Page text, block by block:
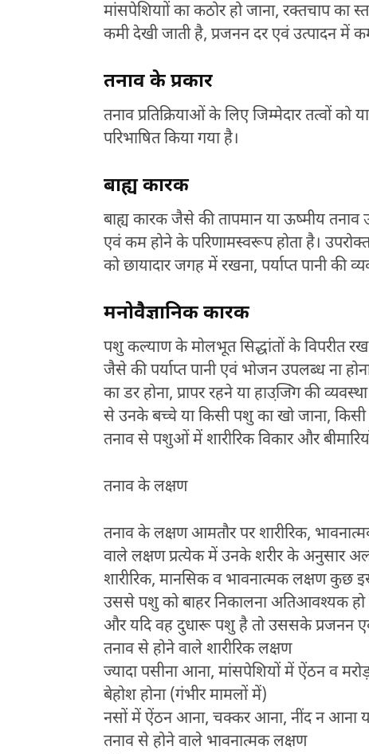
मांसपेशियाों का कठोर हो जाना, रक्तचाप का
कमी देखी जाती है, प्रजनन दर एवं उत्पादन में
तनाव के प्रकार
तनाव प्रतिक्रियाओं के लिए जिम्मेदार तत्वों को
परिभाषित किया गया है।
बाह्य कारक
बाह्य कारक जैसे की तापमान या ऊष्मीय
एवं कम होने के परिणामस्वरूप होता है।
को छायादार जगह में रखना, पर्याप्त पानी की
मनोवैज्ञानिक कारक
पशु कल्याण के मोलभूत सिद्धांतों के विपरीत
जैसे की पर्याप्त पानी एवं भोजन उपलब्ध ना
का डर होना, प्रापर रहने या हाउजि़ंग की
से उनके बच्चे या किसी पशु का खो जाना,
तनाव से पशुओं में शारीरिक विकार और
तनाव के लक्षण
तनाव के लक्षण आमतौर पर शारीरिक,
वाले लक्षण प्रत्येक में उनके शरीर के अनुसार
शारीरिक, मानसिक व भावनात्मक लक्षण कुछ
उससे पशु को बाहर निकालना अतिआवश्यक हो
और यदि वह दुधारू पशु है तो उससके प्रजनन एवं
तनाव से होने वाले शारीरिक लक्षण
ज्यादा पसीना आना, मांसपेशियों में ऐंठन व
बेहोश होना (गंभीर मामलों में)
नसों में ऐंठन आना, चक्कर आना, नींद न आना
तनाव से होने वाले भावनात्मक लक्षण